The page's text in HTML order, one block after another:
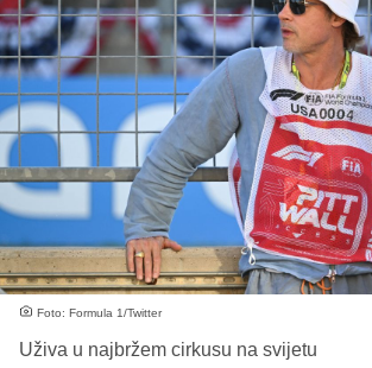
Foto: Formula 1/Twitter
Uživa u najbržem cirkusu na svijetu